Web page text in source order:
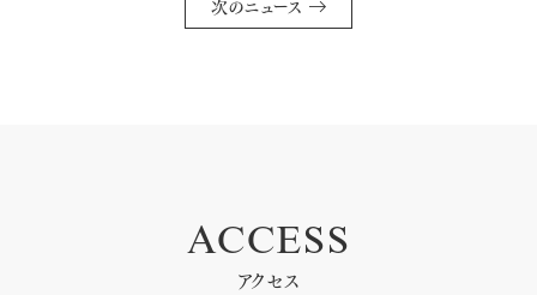
ACCESS
アクセス